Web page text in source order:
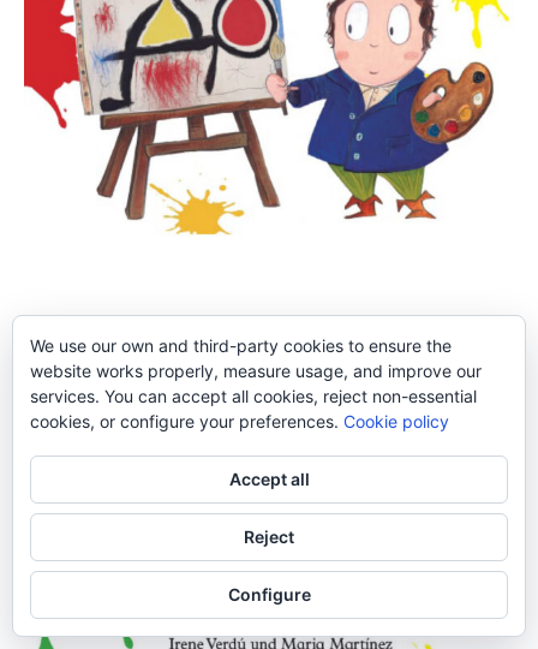
We use our own and third-party cookies to ensure the
website works properly, measure usage, and improve our
services. You can accept all cookies, reject non-essential
cookies, or configure your preferences. Cookie policy
Accept all
Reject
Configure